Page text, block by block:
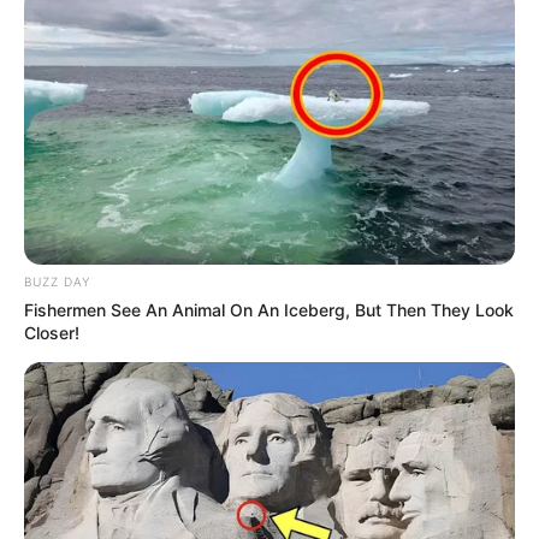
Paulo, fará apresentação Gratuita
na Ópera...
DE GRAÇA 4 de outubro de 2024
Atividades gratuitas no MON
trazem performance e memória
como tema
DE GRAÇA 1 de outubro de 2024
SOBRE NÓS
CURITIBA DE GRAÇA
BUZZ DAY
Fishermen See An Animal On An Iceberg, But Then They Look
Closer!